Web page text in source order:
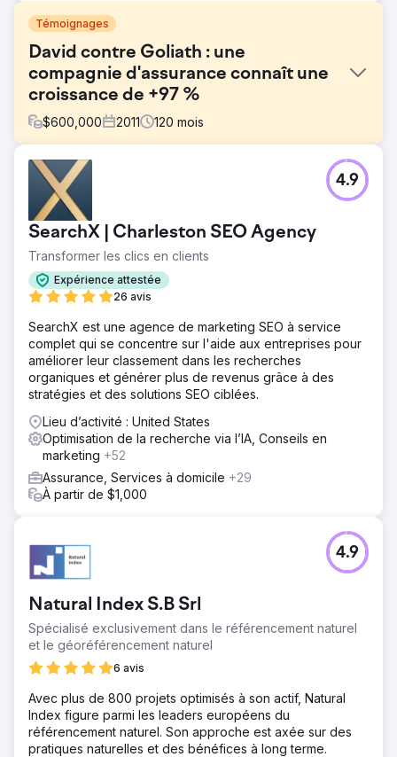
Témoignages
David contre Goliath : une
compagnie d'assurance connaît une
croissance de +97 %
$600,000 2011 120 mois
Défi
Classic Auto Insurance est un fournisseur d'assurance
spécialisé pour les propriétaires de voitures classiques et
de collection. En 2011, les principaux assureurs comme
State Farm, Progressive et Geico ont commencé à
proposer des produits d'assurance similaires. Cela a créé
une concurrence extrême pour les classements
organiques et le trafic.
EverEffect a étudié et développé une stratégie détaillée
de contenu et de vidéo pour cibler les mots-clés à
longue traîne et hautement commerciaux, ainsi que pour
intégrer le marketing sur les réseaux sociaux, la
recherche payante et la publicité sur YouTube. Notre
stratégie s'est concentrée sur la recherche d'autant de «
trous » que possible dans la présence en ligne des
principaux opérateurs.
Résultat
Classic Auto Insurance est client de l'entreprise depuis
trafic organique a augmenté de plus de 2 000 %. Selon
SEMrush, le site Web se classe sur plus de mots-clés
organiques que jamais auparavant. Nous continuons à
mieux réfléchir que nos concurrents, et non à les
surévaluer en termes de dépenses.
Vers la page de l'agence
SearchX | Charleston SEO Agency
Transformer les clics en clients
Expérience attestée
26 avis
4.9
SearchX est une agence de marketing SEO à service
complet qui se concentre sur l'aide aux entreprises pour
améliorer leur classement dans les recherches
organiques et générer plus de revenus grâce à des
stratégies et des solutions SEO ciblées.
Lieu d’activité : United States
Optimisation de la recherche via l’IA, Conseils en
marketing +52
Assurance, Services à domicile +29
À partir de $1,000
Natural Index S.B Srl
Spécialisé exclusivement dans le référencement naturel
et le géoréférencement naturel
6 avis
4.9
Avec plus de 800 projets optimisés à son actif, Natural
Index figure parmi les leaders européens du
référencement naturel. Son approche est axée sur des
pratiques naturelles et des bénéfices à long terme.